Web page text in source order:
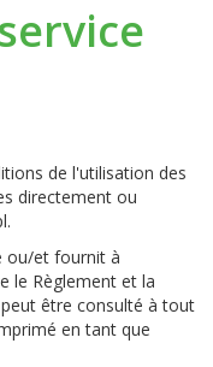
de l'utilisation des
directement ou
ou/et fournit à
le Règlement et la
être consulté à tout
en tant que